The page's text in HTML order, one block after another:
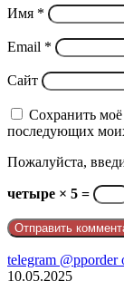
Имя *
Email *
Сайт
Сохранить моё
последующих
Пожалуйста,
четыре × 5 =
telegram @pporder
10.05.2025